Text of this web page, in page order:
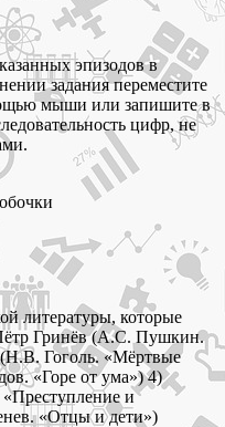
эпизодов в
задания переместите
мыши или запишите в
цифр, не
литературы, которые
Пётр Гринёв (А.С. Пушкин.
Гоголь. «Мёртвые
«Горе от ума») 4)
и
«Отцы и дети»)